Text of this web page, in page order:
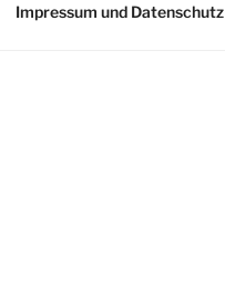
Impressum und Datenschutz